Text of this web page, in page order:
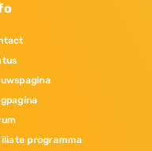
programma